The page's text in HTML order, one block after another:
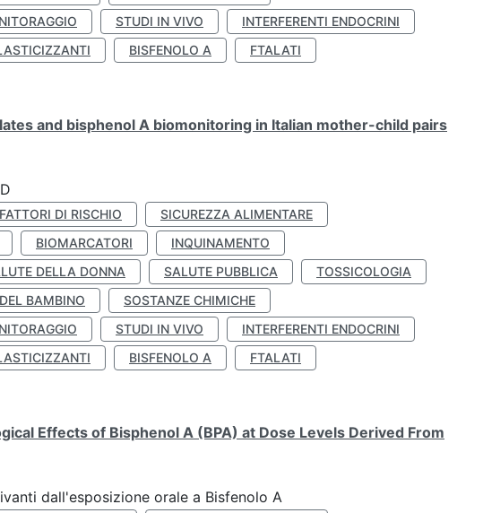
STUDI IN VIVO
INTERFERENTI ENDOCRINI
BISFENOLO A
FTALATI
and bisphenol A biomonitoring in Italian mother-child pairs
FATTORI DI RISCHIO
SICUREZZA ALIMENTARE
BIOMARCATORI
INQUINAMENTO
DELLA DONNA SALUTE PUBBLICA
TOSSICOLOGIA
BAMBINO
SOSTANZE CHIMICHE
STUDI IN VIVO
INTERFERENTI ENDOCRINI
BISFENOLO A
FTALATI
Effects of Bisphenol A (BPA) at Dose Levels Derived From
dall'esposizione orale a Bisfenolo A